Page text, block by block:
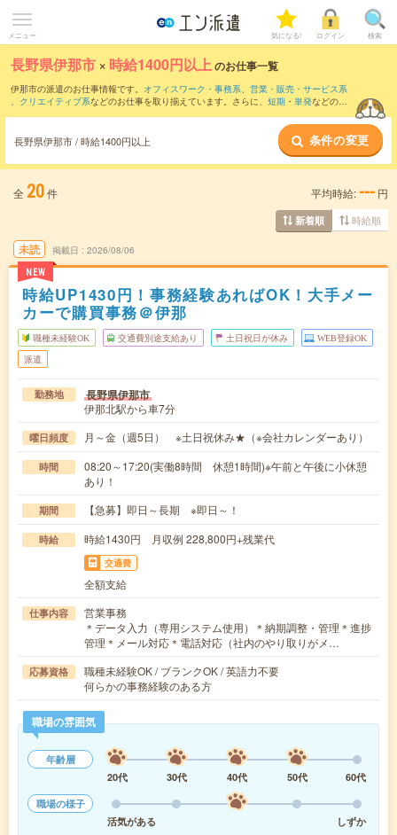
メニュー 気になる! ログイン 検索
長野県伊那市 × 時給1400円以上のお仕事一覧
伊那市の派遣のお仕事情報です。 オフィスワーク・事務系、 営業・販売・サービス系
、 クリエイティブ系などのお仕事を取り揃えています。さらに、 短期 ・ 単発などの期
長野県伊那市 / 時給1400円以上 条件の変更
全 20件 平均時給: --- 円
新着順 時給順
未読
NEW
掲載日 2026/08/06
時給UP1430円！事務経験あればOK！大手メー
カーで購買事務＠伊那
職種未経験OK 交通費別途支給あり 土日祝日が休み WEB登録OK
派遣
勤務地 長野県伊那市
伊那北駅から車7分
曜日頻度 月～金（週5日） ※土日祝休み★（※会社カレンダーあり）
時間
08:20～17:20(実働8時間 休憩1時間)※午前と午後に小休憩
あり！
期間 【急募】即日～長期 ※即日～！
時給 時給1430円 月収例 228,800円+残業代
交通費
全額支給
仕事内容
営業事務
＊データ入力（専用システム使用）＊納期調整・管理＊進捗
管理＊メール対応＊電話対応（社内のやり取りがメ…
応募資格
職種未経験OK / ブランクOK / 英語力不要
何らかの事務経験のある方
職場の雰囲気
年齢層
20代
30代 40代 50代
60代
職場の様子
活気がある
しずか